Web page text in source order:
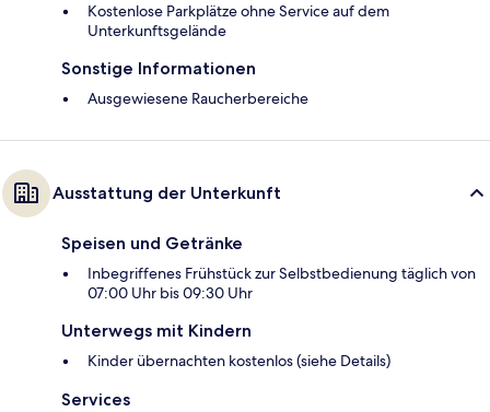
Kostenlose Parkplätze ohne Service auf dem
Unterkunftsgelände
Sonstige Informationen
Ausgewiesene Raucherbereiche
Ausstattung der Unterkunft
Speisen und Getränke
Inbegriffenes Frühstück zur Selbstbedienung täglich von
07:00 Uhr bis 09:30 Uhr
Unterwegs mit Kindern
Kinder übernachten kostenlos (siehe Details)
Services